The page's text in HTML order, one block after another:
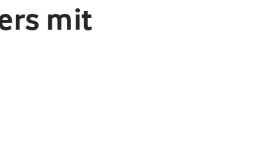
mit